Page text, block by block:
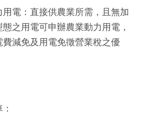
用電：直接供農業所需，且無加
之用電可申辦農業動力用電，
費減免及用電免徵營業稅之優